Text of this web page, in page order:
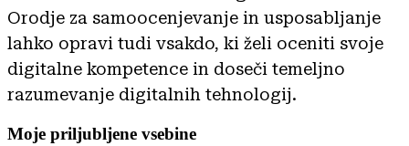
Orodje za samoocenjevanje in usposabljanje
lahko opravi tudi vsakdo, ki želi oceniti svoje
digitalne kompetence in doseči temeljno
razumevanje digitalnih tehnologij.
Moje priljubljene vsebine